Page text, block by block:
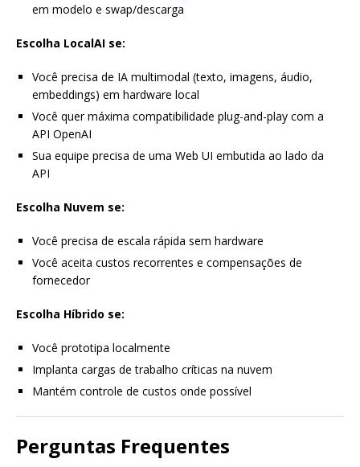
em modelo e swap/descarga
Escolha LocalAI se:
Você precisa de IA multimodal (texto, imagens, áudio,
embeddings) em hardware local
Você quer máxima compatibilidade plug-and-play com a
API OpenAI
Sua equipe precisa de uma Web UI embutida ao lado da
API
Escolha Nuvem se:
Você precisa de escala rápida sem hardware
Você aceita custos recorrentes e compensações de
fornecedor
Escolha Híbrido se:
Você prototipa localmente
Implanta cargas de trabalho críticas na nuvem
Mantém controle de custos onde possível
Perguntas Frequentes